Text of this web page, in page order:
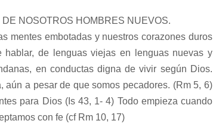
NOSOTROS HOMBRES NUEVOS.
mentes embotadas y nuestros corazones duros
de lenguas viejas en lenguas nuevas y
en conductas digna de vivir según Dios.
a pesar de que somos pecadores. (Rm 5, 6)
para Dios (Is 43, 1- 4) Todo empieza cuando
con fe (cf Rm 10, 17)